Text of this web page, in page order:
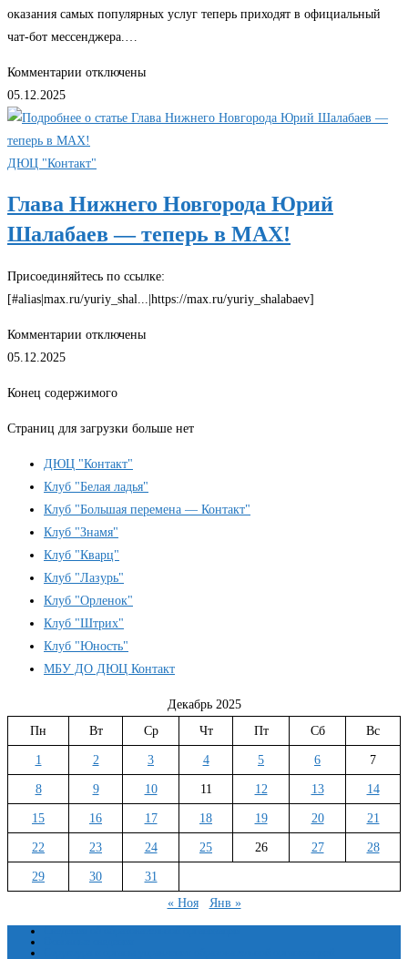
оказания самых популярных услуг теперь приходят в официальный
чат-бот мессенджера.…
Комментарии к
Уведомления
от
«Госуслуг»
можно
получать
МАХ
отключены
05.12.2025
ДЮЦ "Контакт"
Глава Нижнего Новгорода Юрий
Шалабаев — теперь в МАХ!
Присоединяйтесь по ссылке:
[#alias|max.ru/yuriy_shal...|https://max.ru/yuriy_shalabaev]
Комментарии к
Новгорода
Шалабаев
—
теперь
в
МАХ!
отключены
05.12.2025
Конец содержимого
Страниц для загрузки больше нет
ДЮЦ "Контакт"
Клуб "Белая ладья"
Клуб "Большая перемена — Контакт"
Клуб "Знамя"
Клуб "Кварц"
Клуб "Лазурь"
Клуб "Орленок"
Клуб "Штрих"
Клуб "Юность"
МБУ ДО ДЮЦ Контакт
Декабрь 2025
Пн
Вт Ср Чт Пт Сб Вс
1 2 3 4 5 6 7
8 9 10 11 12 13 14
15 16 17 18 19 20 21
22 23 24 25 26 27 28
29 30
31
« Ноя
Янв »